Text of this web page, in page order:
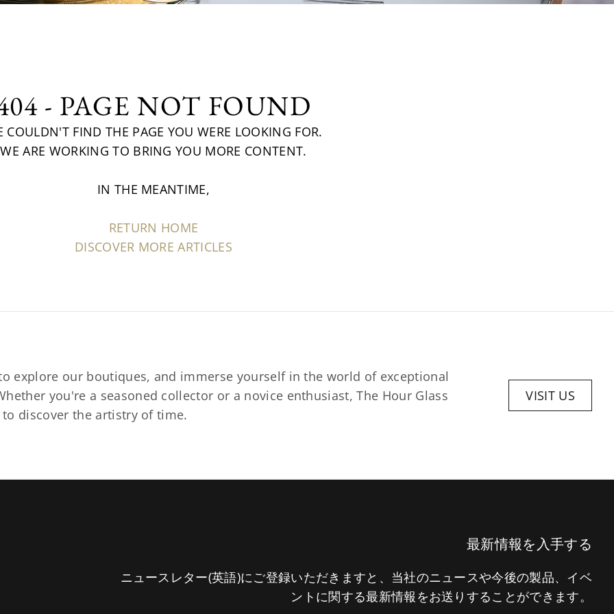
- PAGE NOT FOUND
COULDN'T FIND THE PAGE YOU WERE LOOKING FOR.
WE ARE WORKING TO BRING YOU MORE CONTENT.
IN THE MEANTIME,
RETURN HOME
DISCOVER MORE ARTICLES
explore our boutiques, and immerse yourself in the world of exceptional
you're a seasoned collector or a novice enthusiast, The Hour Glass
discover the artistry of time.
VISIT US
最新情報を入手する
ニュースレター(英語)にご登録いただきますと、当社のニュースや今後の製品、イベ
ントに関する最新情報をお送りすることができます。